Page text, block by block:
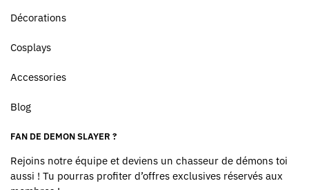
Décorations
Cosplays
Accessories
Blog
FAN DE DEMON SLAYER ?
Rejoins notre équipe et deviens un chasseur de démons toi
aussi ! Tu pourras profiter d’offres exclusives réservés aux